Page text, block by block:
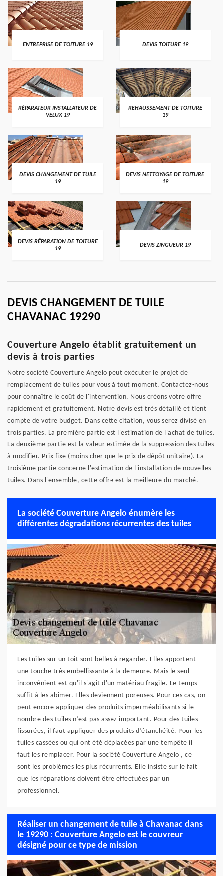
ENTREPRISE DE TOITURE 19 DEVIS TOITURE 19
RÉPARATEUR INSTALLATEUR DE
VELUX 19
REHAUSSEMENT DE TOITURE
19
DEVIS CHANGEMENT DE TUILE
19
DEVIS NETTOYAGE DE TOITURE
19
DEVIS RÉPARATION DE TOITURE
19
DEVIS ZINGUEUR 19
DEVIS CHANGEMENT DE TUILE
CHAVANAC 19290
Couverture Angelo établit gratuitement un
devis à trois parties
Notre société Couverture Angelo peut exécuter le projet de
remplacement de tuiles pour vous à tout moment. Contactez-nous
pour connaître le coût de l'intervention. Nous créons votre offre
rapidement et gratuitement. Notre devis est très détaillé et tient
compte de votre budget. Dans cette citation, vous serez divisé en
trois parties. La première partie est l'estimation de l'achat de tuiles.
La deuxième partie est la valeur estimée de la suppression des tuiles
à modifier. Prix fixe (moins cher que le prix de dépôt unitaire). La
troisième partie concerne l'estimation de l'installation de nouvelles
tuiles. Dans l'ensemble, cette offre est la meilleure du marché.
La société Couverture Angelo énumère les
différentes dégradations récurrentes des tuiles
Les tuiles sur un toit sont belles à regarder. Elles apportent
une touche très embellissante à la demeure. Mais le seul
inconvénient est qu'il s'agit d'un matériau fragile. Le temps
suffit à les abimer. Elles deviennent poreuses. Pour ces cas, on
peut encore appliquer des produits imperméabilisants si le
nombre des tuiles n’est pas assez important. Pour des tuiles
fissurées, il faut appliquer des produits d’étanchéité. Pour les
tuiles cassées ou qui ont été déplacées par une tempête il
faut les remplacer. Pour la société Couverture Angelo , ce
sont les problèmes les plus récurrents. Elle insiste sur le fait
que les réparations doivent être effectuées par un
professionnel.
Réaliser un changement de tuile à Chavanac dans
le 19290 : Couverture Angelo est le couvreur
désigné pour ce type de mission